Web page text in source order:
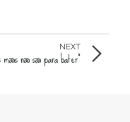
NEXT
não são para bater"